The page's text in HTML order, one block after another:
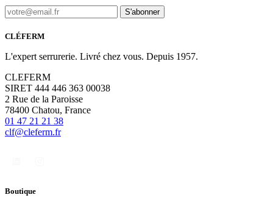
S'abonner
CLÉFERM
L'expert serrurerie. Livré chez vous. Depuis 1957.
CLEFERM
SIRET 444 446 363 00038
2 Rue de la Paroisse
78400 Chatou, France
01 47 21 21 38
clf@cleferm.fr
Boutique